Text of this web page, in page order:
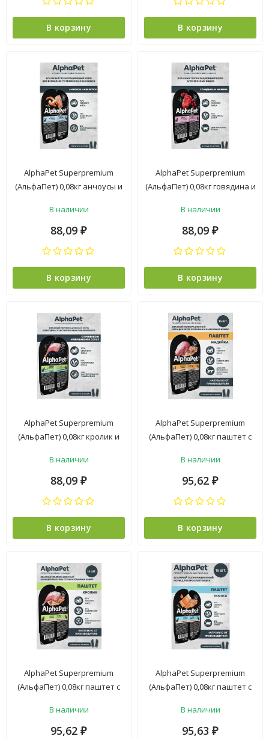
В корзину В корзину
AlphaPet Superpremium
(АльфаПет) 0,08кг анчоусы и
соусе для стерилизованных
кошек
В наличии
88,09 ₽
В корзину
AlphaPet Superpremium
(АльфаПет) 0,08кг говядина и
соусе для кошек (652390)
В наличии
88,09 ₽
В корзину
AlphaPet Superpremium
(АльфаПет) 0,08кг кролик и
соусе для кошек c
чувствительным
В наличии
88,09 ₽
В корзину
AlphaPet Superpremium
(АльфаПет) 0,08кг паштет с
кормящих кошек и котят
(653625)
В наличии
95,62 ₽
В корзину
AlphaPet Superpremium
(АльфаПет) 0,08кг паштет с
стерилизованных кошек
(653618)
В наличии
95,62 ₽
AlphaPet Superpremium
(АльфаПет) 0,08кг паштет с
В наличии
95,63 ₽